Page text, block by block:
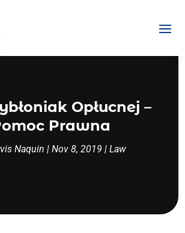
Opłucnej –
Prawna
Naquin | Nov 8, 2019 | Law